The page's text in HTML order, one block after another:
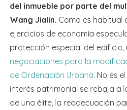
del inmueble por parte del
Wang Jialin. Como es habitual
ejercicios de economía
protección especial del edificio,
negociaciones para la
de Ordenación Urbana. No es
interés patrimonial se rebaja a
de una élite, la readecuación